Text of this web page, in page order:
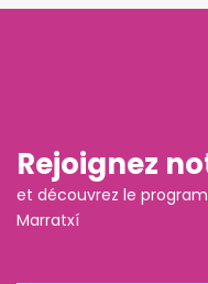
Rejoignez
et découvrez le
Marratxí